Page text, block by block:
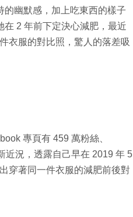
的幽默感，加上吃東西的樣子
2 年前下定決心減肥，最近
衣服的對比照，驚人的落差吸
專頁有 459 萬粉絲、
近況，透露自己早在 2019 年 5
穿著同一件衣服的減肥前後對